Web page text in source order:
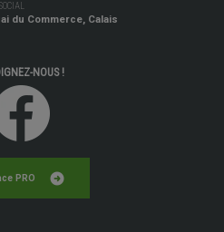
du Commerce, Calais
NOUS !
PRO